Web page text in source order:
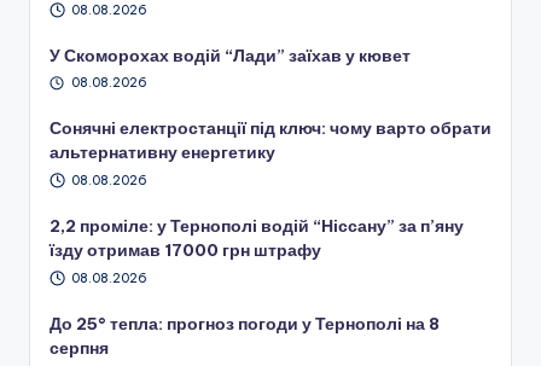
08.08.2026
У Скоморохах водій “Лади” заїхав у кювет
08.08.2026
Сонячні електростанції під ключ: чому варто обрати
альтернативну енергетику
08.08.2026
2,2 проміле: у Тернополі водій “Ніссану” за п’яну
їзду отримав 17000 грн штрафу
08.08.2026
До 25° тепла: прогноз погоди у Тернополі на 8
серпня